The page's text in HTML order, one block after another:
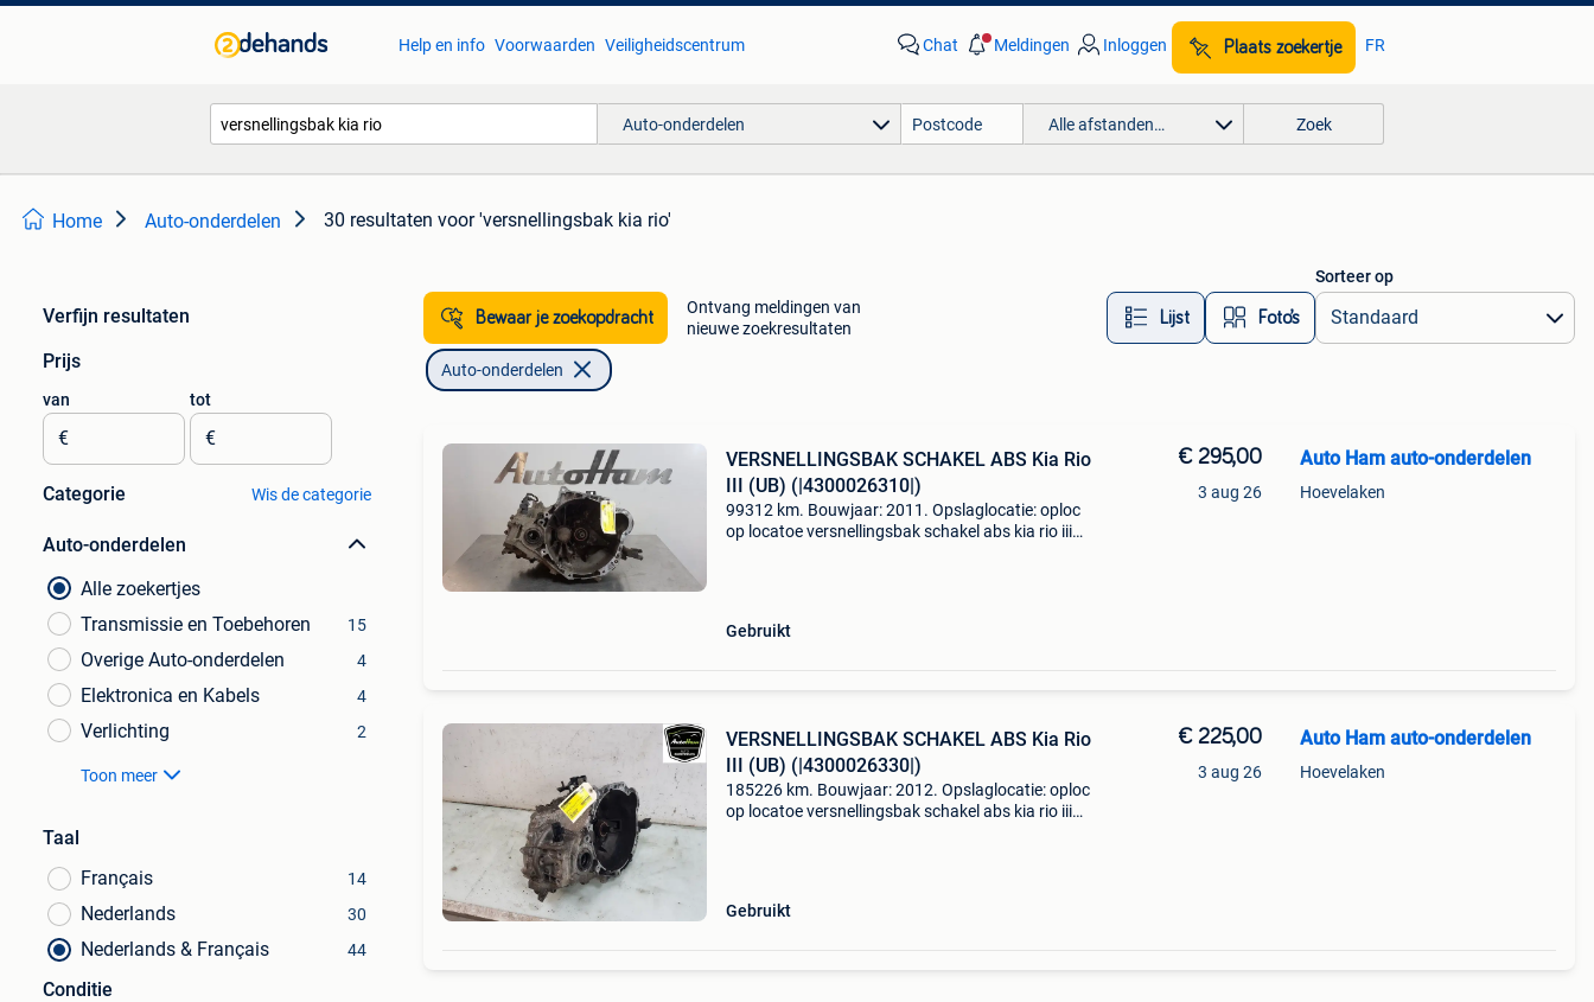
Help en info Voorwaarden Veiligheidscentrum Chat Meldingen Inloggen Plaats zoekertje FR
Auto-onderdelen Alle afstanden… Zoek
Home Auto-onderdelen 30 resultaten voor 'versnellingsbak kia rio'
Verfijn resultaten
Prijs
van
€
tot
€
Categorie Wis de categorie
Auto-onderdelen
Alle zoekertjes
Transmissie en Toebehoren
15
Overige Auto-onderdelen 4
Elektronica en Kabels 4
Verlichting 2
Toon meer
Taal
Français
14
Nederlands 30
Nederlands & Français 44
Conditie
Bewaar je zoekopdracht
Ontvang meldingen van
nieuwe zoekresultaten
Lijst Foto’s
Sorteer op
Auto-onderdelen
VERSNELLINGSBAK SCHAKEL ABS Kia Rio
III (UB) (|4300026310|)
99312 km. Bouwjaar: 2011. Opslaglocatie: oploc
op locatoe versnellingsbak schakel abs kia rio iii
Gebruikt
€ 295,00
3 aug 26
Auto Ham auto-onderdelen
Hoevelaken
VERSNELLINGSBAK SCHAKEL ABS Kia Rio
III (UB) (|4300026330|)
185226 km. Bouwjaar: 2012. Opslaglocatie: oploc
op locatoe versnellingsbak schakel abs kia rio iii
Gebruikt
€ 225,00
3 aug 26
Auto Ham auto-onderdelen
Hoevelaken